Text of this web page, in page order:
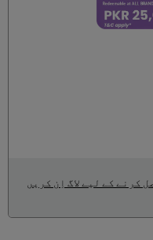
کرنے کے لیے لاگ اِن کریں